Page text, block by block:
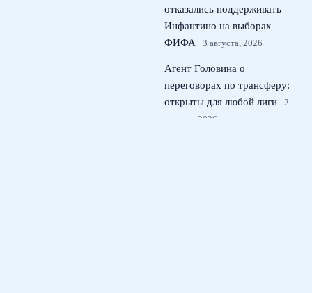
отказались поддерживать
Инфантино на выборах
ФИФА
3 августа, 2026
Агент Головина о
переговорах по трансферу:
открыты для любой лиги
2
августа, 2026